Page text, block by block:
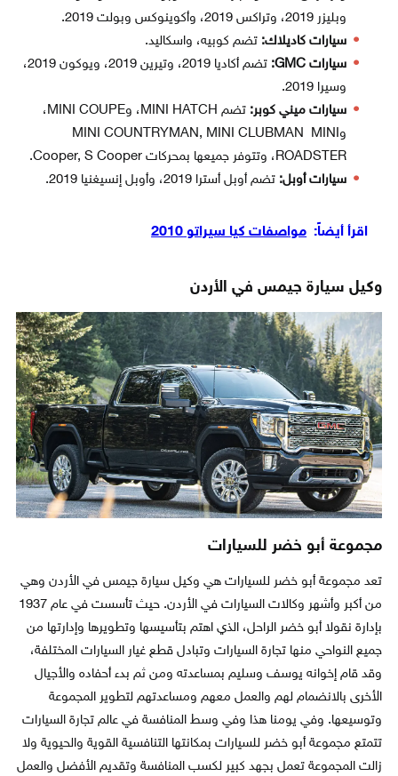
وبليزر 2019، وتراكس 2019، وأكوينوكس وبولت 2019.
سيارات كاديلاك: تضم كوبيه، واسكاليد.
سيارات GMC:
تضم أكاديا 2019، وتيرين 2019، ويوكون 2019،
وسيرا 2019.
سيارات ميني كوبر:
تضم MINI HATCH، وMINI COUPE،
وMINI COUNTRYMAN, MINI CLUBMAN MINI
ROADSTER، وتتوفر جميعها بمحركات Cooper, S Cooper.
سيارات أوبل: تضم أوبل أسترا 2019، وأوبل إنسيغنيا 2019.
اقرأ أيضاً: مواصفات كيا سيراتو 2010
وكيل سيارة جيمس في الأردن
مجموعة أبو خضر للسيارات
تعد مجموعة أبو خضر للسيارات هي وكيل سيارة جيمس في الأردن وهي
من أكبر وأشهر وكالات السيارات في الأردن. حيث تأسست في عام 1937
بإدارة نقولا أبو خضر الراحل، الذي اهتم بتأسيسها وتطويرها وإدارتها من
جميع النواحي منها تجارة السيارات وتبادل قطع غيار السيارات المختلفة،
وقد قام إخوانه يوسف وسليم بمساعدته ومن ثم بدء أحفاده والأجيال
الأخرى بالانضمام لهم والعمل معهم ومساعدتهم لتطوير المجموعة
وتوسيعها. وفي يومنا هذا وفي وسط المنافسة في عالم تجارة السيارات
تتمتع مجموعة أبو خضر للسيارات بمكانتها التنافسية القوية والحيوية ولا
زالت المجموعة تعمل بجهد كبير لكسب المنافسة وتقديم الأفضل والعمل